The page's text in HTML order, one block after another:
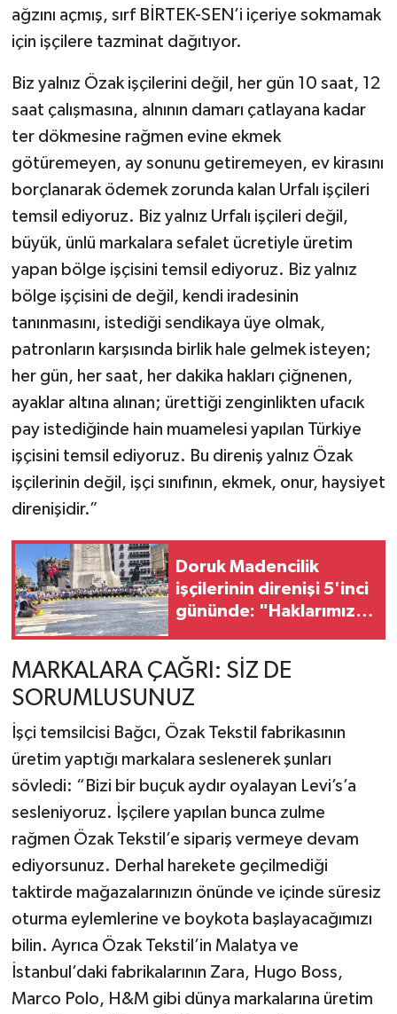
ağzını açmış, sırf BİRTEK-SEN’i içeriye sokmamak
için işçilere tazminat dağıtıyor.
Biz yalnız Özak işçilerini değil, her gün 10 saat, 12
saat çalışmasına, alnının damarı çatlayana kadar
ter dökmesine rağmen evine ekmek
götüremeyen, ay sonunu getiremeyen, ev kirasını
borçlanarak ödemek zorunda kalan Urfalı işçileri
temsil ediyoruz. Biz yalnız Urfalı işçileri değil,
büyük, ünlü markalara sefalet ücretiyle üretim
yapan bölge işçisini temsil ediyoruz. Biz yalnız
bölge işçisini de değil, kendi iradesinin
tanınmasını, istediği sendikaya üye olmak,
patronların karşısında birlik hale gelmek isteyen;
her gün, her saat, her dakika hakları çiğnenen,
ayaklar altına alınan; ürettiği zenginlikten ufacık
pay istediğinde hain muamelesi yapılan Türkiye
işçisini temsil ediyoruz. Bu direniş yalnız Özak
işçilerinin değil, işçi sınıfının, ekmek, onur, haysiyet
direnişidir.”
Doruk Madencilik
işçilerinin direnişi 5'inci
gününde: "Haklarımızı
MARKALARA ÇAĞRI: SİZ DE
SORUMLUSUNUZ
İşçi temsilcisi Bağcı, Özak Tekstil fabrikasının
üretim yaptığı markalara seslenerek şunları
sövledi: “Bizi bir buçuk aydır oyalayan Levi’s’a
sesleniyoruz. İşçilere yapılan bunca zulme
rağmen Özak Tekstil’e sipariş vermeye devam
ediyorsunuz. Derhal harekete geçilmediği
taktirde mağazalarınızın önünde ve içinde süresiz
oturma eylemlerine ve boykota başlayacağımızı
bilin. Ayrıca Özak Tekstil’in Malatya ve
İstanbul’daki fabrikalarının Zara, Hugo Boss,
Marco Polo, H&M gibi dünya markalarına üretim